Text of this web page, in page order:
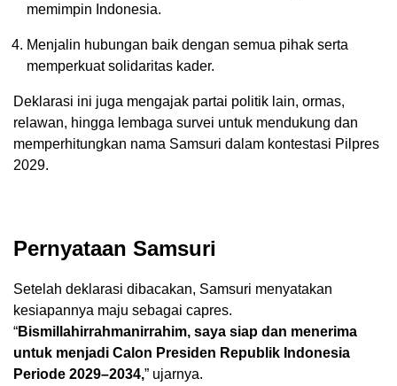
memimpin Indonesia.
Menjalin hubungan baik dengan semua pihak serta
memperkuat solidaritas kader.
Deklarasi ini juga mengajak partai politik lain, ormas,
relawan, hingga lembaga survei untuk mendukung dan
memperhitungkan nama Samsuri dalam kontestasi Pilpres
2029.
Pernyataan Samsuri
Setelah deklarasi dibacakan, Samsuri menyatakan
kesiapannya maju sebagai capres.
“Bismillahirrahmanirrahim, saya siap dan menerima
untuk menjadi Calon Presiden Republik Indonesia
Periode 2029–2034,” ujarnya.